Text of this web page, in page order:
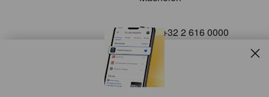
+32 2 616 0000
Follow us on